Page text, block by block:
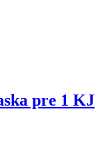
pre 1 KJ